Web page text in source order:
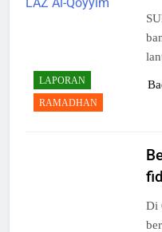
LAPORAN
RAMADHAN
Di